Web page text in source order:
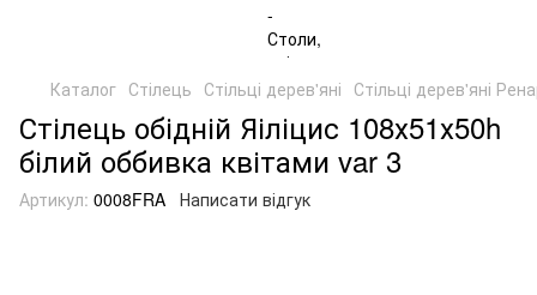
Каталог Стілець Стільці дерев'яні Стільці дерев'яні
Стілець обідній Яіліцис 108х51х50h
білий оббивка квітами var 3
Артикул: 0008FRA Написати відгук